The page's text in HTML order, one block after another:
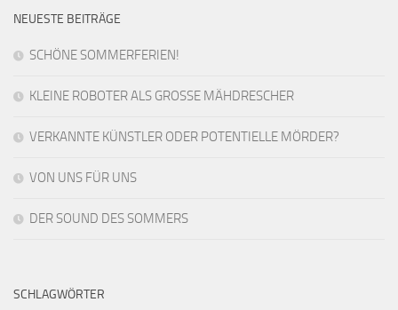
NEUESTE BEITRÄGE
SCHÖNE SOMMERFERIEN!
KLEINE ROBOTER ALS GROSSE MÄHDRESCHER
VERKANNTE KÜNSTLER ODER POTENTIELLE MÖRDER?
VON UNS FÜR UNS
DER SOUND DES SOMMERS
SCHLAGWÖRTER